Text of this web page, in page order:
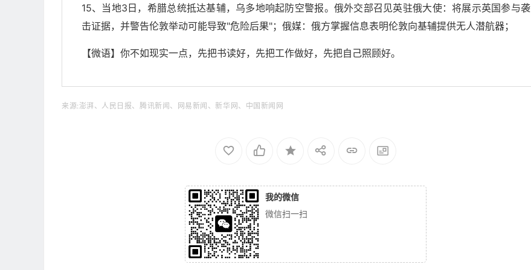
15、当地3日，希腊总统抵达基辅，乌多地响起防空警报。俄外交部召见英驻俄大使：将展示英国参与袭
击证据，并警告伦敦举动可能导致"危险后果"；俄媒：俄方掌握信息表明伦敦向基辅提供无人潜航器；
【微语】你不如现实一点，先把书读好，先把工作做好，先把自己照顾好。
来源:澎湃、人民日报、腾讯新闻、网易新闻、新华网、中国新闻网
我的微信
微信扫一扫